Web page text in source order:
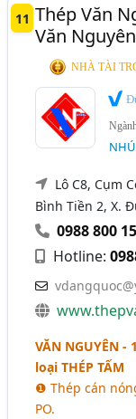
11 Thép Văn
Văn Nguyên
Lô C8, Cụm
Bình Tiền 2, X.
0988 800
Hotline:
VĂN NGUYÊN -
loạiTHÉP TẤM
❶ Thép cán
PO.